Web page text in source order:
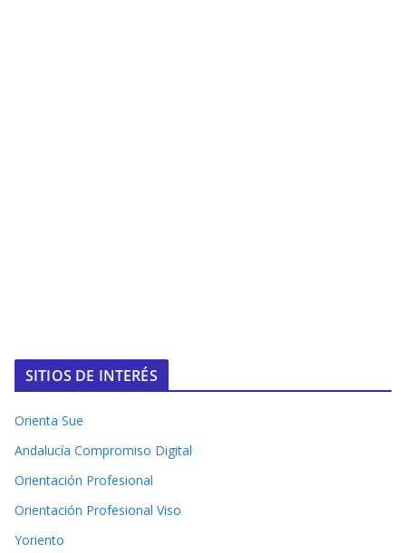
SITIOS DE INTERÉS
Orienta Sue
Andalucía Compromiso Digital
Orientación Profesional
Orientación Profesional Viso
Yoriento